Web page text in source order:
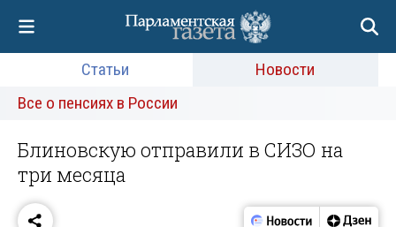
Статьи
Новости
Все о пенсиях в России
Блиновскую отправили в СИЗО на
три месяца